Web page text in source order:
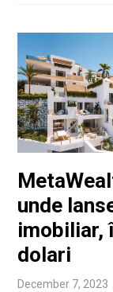
unde
imobiliar,
dolari
December 7, 2023